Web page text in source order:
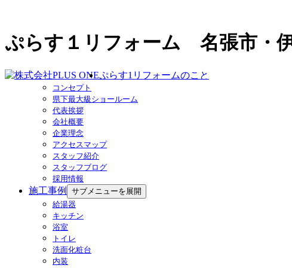
ぷらす１リフォーム 名張市・
ぷらす1リフォームのこと
コンセプト
県下最大級ショールーム
代表挨拶
会社概要
企業理念
アクセスマップ
スタッフ紹介
スタッフブログ
採用情報
施工事例
サブメニューを展開
給湯器
キッチン
浴室
トイレ
洗面化粧台
内装